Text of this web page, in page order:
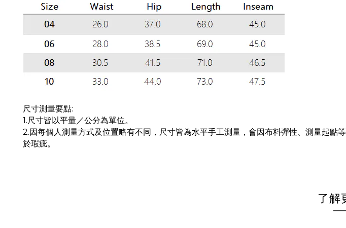
尺寸測量要點:
1.尺寸皆以平量／公分為單位。
2.因每個人測量方式及位置略有不同，尺寸皆為水平手工測量，會因布料彈性、測量起
於瑕疵。
了解